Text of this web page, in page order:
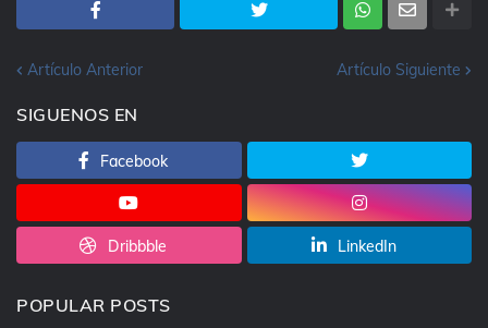
Artículo Anterior Artículo Siguiente
SIGUENOS EN
Facebook
Dribbble LinkedIn
POPULAR POSTS